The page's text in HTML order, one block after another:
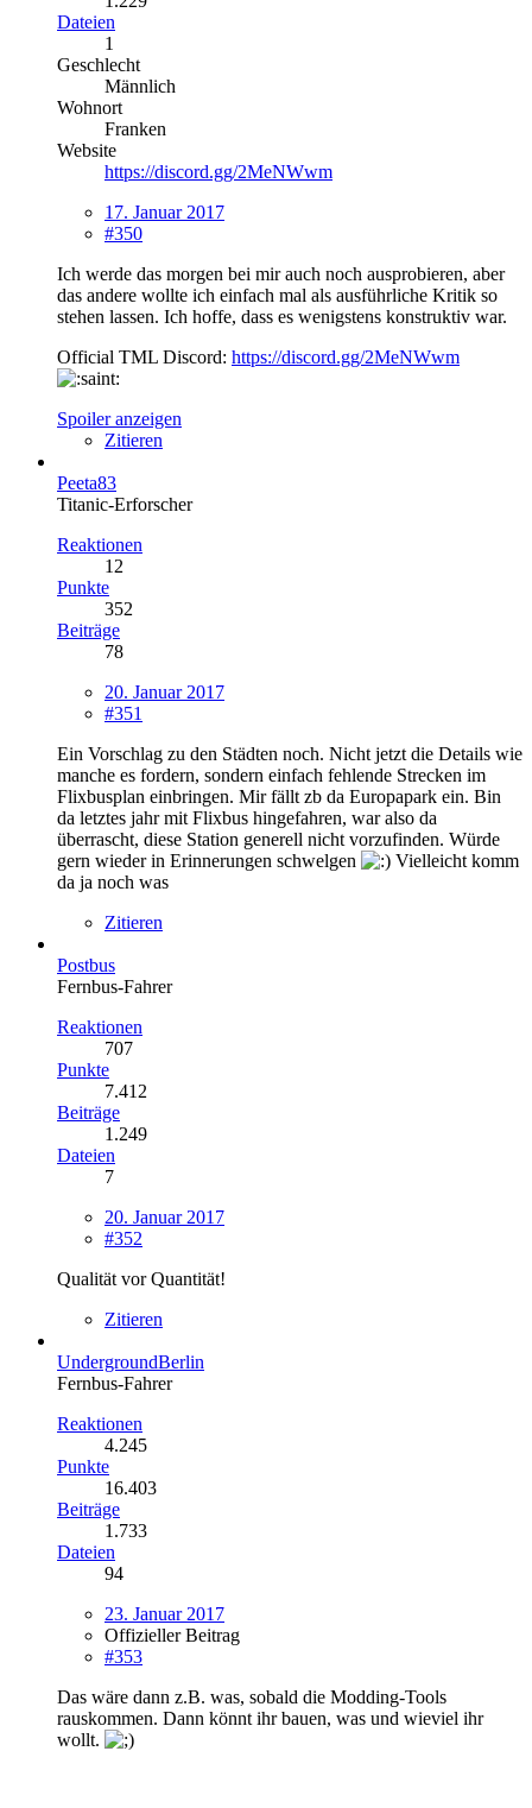
Dateien
1
Geschlecht
Männlich
Wohnort
Franken
Website
https://discord.gg/2MeNWwm
17. Januar 2017
#350
Ich werde das morgen bei mir auch noch ausprobieren, aber
das andere wollte ich einfach mal als ausführliche Kritik so
stehen lassen. Ich hoffe, dass es wenigstens konstruktiv war.
Official TML Discord: https://discord.gg/2MeNWwm
Spoiler anzeigen
Zitieren
Peeta83
Titanic-Erforscher
Reaktionen
12
Punkte
352
Beiträge
78
20. Januar 2017
#351
Ein Vorschlag zu den Städten noch. Nicht jetzt die Details wie
manche es fordern, sondern einfach fehlende Strecken im
Flixbusplan einbringen. Mir fällt zb da Europapark ein. Bin
da letztes jahr mit Flixbus hingefahren, war also da
überrascht, diese Station generell nicht vorzufinden. Würde
gern wieder in Erinnerungen schwelgen
Vielleicht komm
da ja noch was
Zitieren
Postbus
Fernbus-Fahrer
Reaktionen
707
Punkte
7.412
Beiträge
1.249
Dateien
7
20. Januar 2017
#352
Qualität vor Quantität!
Zitieren
UndergroundBerlin
Fernbus-Fahrer
Reaktionen
4.245
Punkte
16.403
Beiträge
1.733
Dateien
94
23. Januar 2017
Offizieller Beitrag
#353
Das wäre dann z.B. was, sobald die Modding-Tools
rauskommen. Dann könnt ihr bauen, was und wieviel ihr
wollt.